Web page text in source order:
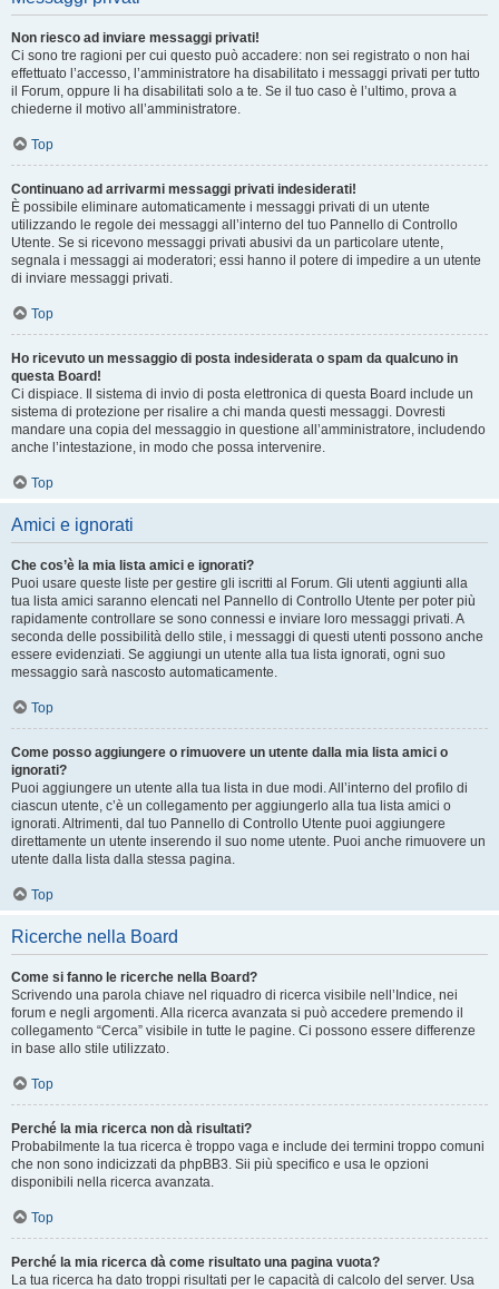
Non riesco ad inviare messaggi privati!
Ci sono tre ragioni per cui questo può accadere: non sei registrato o non hai
effettuato l’accesso, l’amministratore ha disabilitato i messaggi privati per tutto
il Forum, oppure li ha disabilitati solo a te. Se il tuo caso è l’ultimo, prova a
chiederne il motivo all’amministratore.
Top
Continuano ad arrivarmi messaggi privati indesiderati!
È possibile eliminare automaticamente i messaggi privati ​​di un utente
utilizzando le regole dei messaggi all’interno del tuo Pannello di Controllo
Utente. Se si ricevono messaggi privati ​​abusivi da un particolare utente,
segnala i messaggi ai moderatori; essi hanno il potere di impedire a un utente
di inviare messaggi privati​​.
Top
Ho ricevuto un messaggio di posta indesiderata o spam da qualcuno in
questa Board!
Ci dispiace. Il sistema di invio di posta elettronica di questa Board include un
sistema di protezione per risalire a chi manda questi messaggi. Dovresti
mandare una copia del messaggio in questione all’amministratore, includendo
anche l’intestazione, in modo che possa intervenire.
Top
Amici e ignorati
Che cos’è la mia lista amici e ignorati?
Puoi usare queste liste per gestire gli iscritti al Forum. Gli utenti aggiunti alla
tua lista amici saranno elencati nel Pannello di Controllo Utente per poter più
rapidamente controllare se sono connessi e inviare loro messaggi privati. A
seconda delle possibilità dello stile, i messaggi di questi utenti possono anche
essere evidenziati. Se aggiungi un utente alla tua lista ignorati, ogni suo
messaggio sarà nascosto automaticamente.
Top
Come posso aggiungere o rimuovere un utente dalla mia lista amici o
ignorati?
Puoi aggiungere un utente alla tua lista in due modi. All’interno del profilo di
ciascun utente, c’è un collegamento per aggiungerlo alla tua lista amici o
ignorati. Altrimenti, dal tuo Pannello di Controllo Utente puoi aggiungere
direttamente un utente inserendo il suo nome utente. Puoi anche rimuovere un
utente dalla lista dalla stessa pagina.
Top
Ricerche nella Board
Come si fanno le ricerche nella Board?
Scrivendo una parola chiave nel riquadro di ricerca visibile nell’Indice, nei
forum e negli argomenti. Alla ricerca avanzata si può accedere premendo il
collegamento “Cerca” visibile in tutte le pagine. Ci possono essere differenze
in base allo stile utilizzato.
Top
Perché la mia ricerca non dà risultati?
Probabilmente la tua ricerca è troppo vaga e include dei termini troppo comuni
che non sono indicizzati da phpBB3. Sii più specifico e usa le opzioni
disponibili nella ricerca avanzata.
Top
Perché la mia ricerca dà come risultato una pagina vuota?
La tua ricerca ha dato troppi risultati per le capacità di calcolo del server. Usa